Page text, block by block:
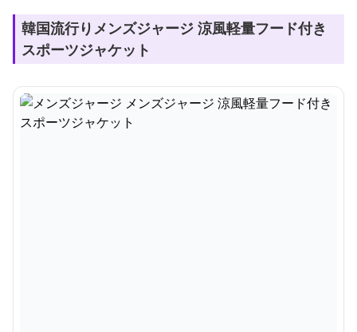
韓国流行りメンズジャージ 涼風軽量フード付き
スポーツジャケット